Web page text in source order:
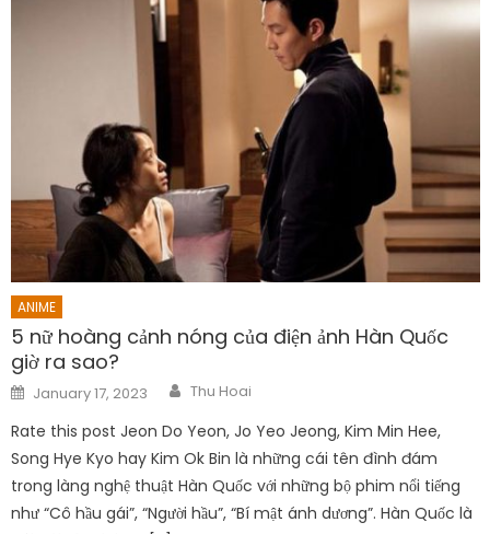
ANIME
5 nữ hoàng cảnh nóng của điện ảnh Hàn Quốc
giờ ra sao?
Posted
on
January 17, 2023 Author
Thu Hoai
Rate this post Jeon Do Yeon, Jo Yeo Jeong, Kim Min Hee,
Song Hye Kyo hay Kim Ok Bin là những cái tên đình đám
trong làng nghệ thuật Hàn Quốc với những bộ phim nổi tiếng
như “Cô hầu gái”, “Người hầu”, “Bí mật ánh dương”. Hàn Quốc là